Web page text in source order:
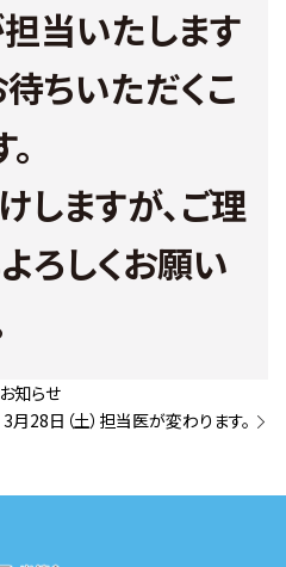
当いたします
ちいただくこ
しますが、ご理
ろしくお願い
知らせ
3月28日（土）担当医が変わります。